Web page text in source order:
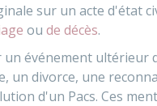
sur un acte d'état
ou de décès.
un événement ultérieur
, un divorce, une
d'un Pacs. Ces